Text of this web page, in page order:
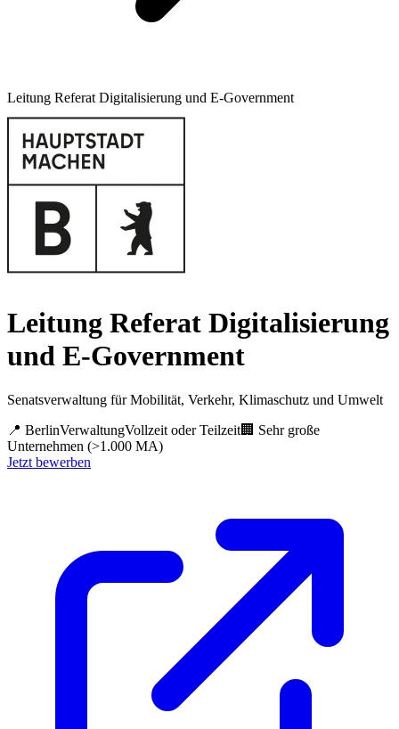
Leitung Referat Digitalisierung und E-Government
Leitung Referat Digitalisierung
und E-Government
Senatsverwaltung für Mobilität, Verkehr, Klimaschutz und Umwelt
📍 BerlinVerwaltungVollzeit oder Teilzeit🏢 Sehr große
Unternehmen (>1.000 MA)
Jetzt bewerben